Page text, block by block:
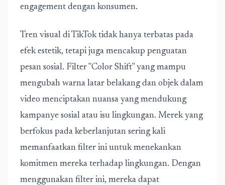
engagement dengan konsumen.
Tren visual di TikTok tidak hanya terbatas pada
efek estetik, tetapi juga mencakup penguatan
pesan sosial. Filter "Color Shift" yang mampu
mengubah warna latar belakang dan objek dalam
video menciptakan nuansa yang mendukung
kampanye sosial atau isu lingkungan. Merek yang
berfokus pada keberlanjutan sering kali
memanfaatkan filter ini untuk menekankan
komitmen mereka terhadap lingkungan. Dengan
menggunakan filter ini, mereka dapat